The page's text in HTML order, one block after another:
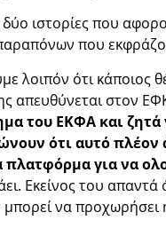
ιστορίες που
που
λοιπόν ότι κάποιος
απευθύνεται στον
του ΕΚΦΑ και ζητά
ότι αυτό πλέον
πλατφόρμα για να
Εκείνος του απαντά
μπορεί να